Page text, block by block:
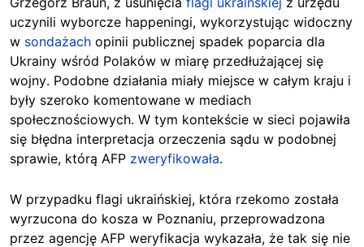
uczynili wyborcze happeningi, wykorzystując widoczny
w sondażach opinii publicznej spadek poparcia dla
Ukrainy wśród Polaków w miarę przedłużającej się
wojny. Podobne działania miały miejsce w całym kraju i
były szeroko komentowane w mediach
społecznościowych. W tym kontekście w sieci pojawiła
się błędna interpretacja orzeczenia sądu w podobnej
sprawie, którą AFP zweryfikowała.
W przypadku flagi ukraińskiej, która rzekomo została
wyrzucona do kosza w Poznaniu, przeprowadzona
przez agencję AFP weryfikacja wykazała, że tak się nie